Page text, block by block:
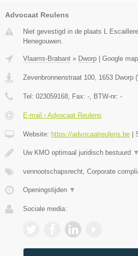
Advocaat Reulens
Niet gevestigd in de plaats L
Henegouwen.
Vlaams-Brabant » Dworp Google
Zevenbronnenstraat 100 1653 Dworp (
Tel: 023059168 , Fax: - , BTW-nr: -
E-mail › Advocaat Reulens
Website: https://advocaatreulens.be
Uw KMO optimaal juridisch bestuurd ▼
vennootschapsrecht, Corporate
Openingstijden ▼
Sociale media: